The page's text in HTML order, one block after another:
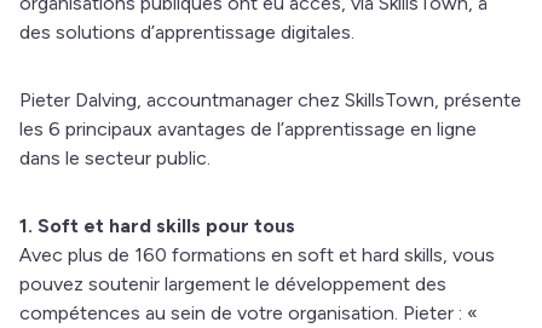
des solutions d’apprentissage digitales.
Pieter Dalving, accountmanager chez SkillsTown, présente
les 6 principaux avantages de l’apprentissage en ligne
dans le secteur public.
1. Soft et hard skills pour tous
Avec plus de 160 formations en soft et hard skills, vous
pouvez soutenir largement le développement des
compétences au sein de votre organisation. Pieter : «